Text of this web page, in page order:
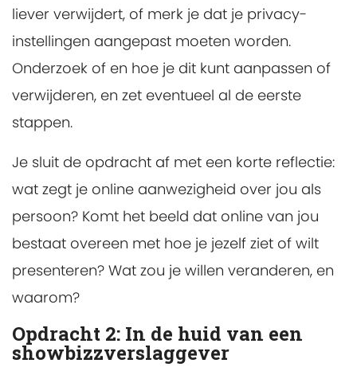
liever verwijdert, of merk je dat je privacy-
instellingen aangepast moeten worden.
Onderzoek of en hoe je dit kunt aanpassen of
verwijderen, en zet eventueel al de eerste
stappen.
Je sluit de opdracht af met een korte reflectie:
wat zegt je online aanwezigheid over jou als
persoon? Komt het beeld dat online van jou
bestaat overeen met hoe je jezelf ziet of wilt
presenteren? Wat zou je willen veranderen, en
waarom?
Opdracht 2: In de huid van een
showbizzverslaggever